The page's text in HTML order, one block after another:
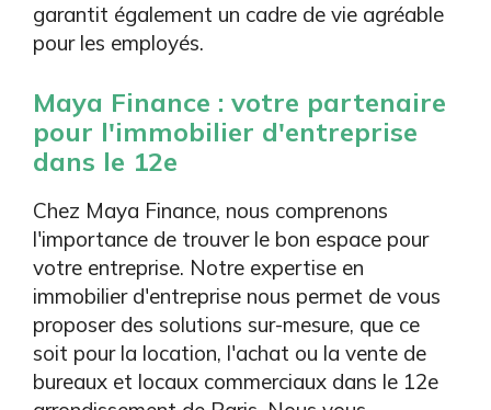
garantit également un cadre de vie agréable
pour les employés.
Maya Finance : votre partenaire
pour l'immobilier d'entreprise
dans le 12e
Chez Maya Finance, nous comprenons
l'importance de trouver le bon espace pour
votre entreprise. Notre expertise en
immobilier d'entreprise nous permet de vous
proposer des solutions sur-mesure, que ce
soit pour la location, l'achat ou la vente de
bureaux et locaux commerciaux dans le 12e